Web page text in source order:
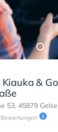
&
53, 45879